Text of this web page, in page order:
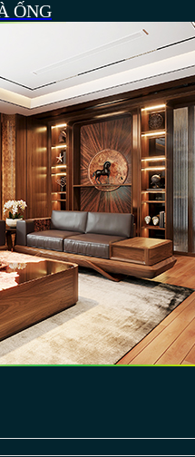
ỐNG